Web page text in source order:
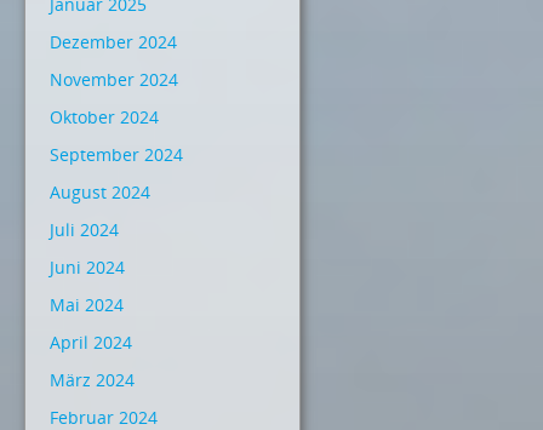
Dezember 2024
November 2024
Oktober 2024
September 2024
August 2024
Juli 2024
Juni 2024
Mai 2024
April 2024
März 2024
Februar 2024